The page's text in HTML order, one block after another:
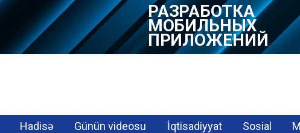
РАЗРАБОТКА
МОБИЛЬНЫХ
ПРИЛОЖЕНИЙ
Hadisə Günün videosu İqtisadiyyat Sosial